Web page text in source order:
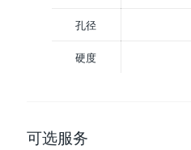
孔径
硬度
可选服务